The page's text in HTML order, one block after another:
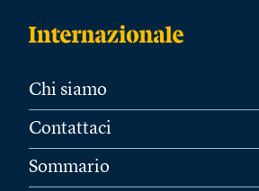
Chi siamo
Contattaci
Sommario